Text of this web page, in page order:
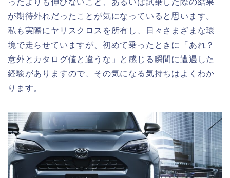
ったよりも伸びないこと、あるいは試乗した際の結果
が期待外れだったことが気になっていると思います。
私も実際にヤリスクロスを所有し、日々さまざまな環
境で走らせていますが、初めて乗ったときに「あれ？
意外とカタログ値と違うな」と感じる瞬間に遭遇した
経験がありますので、その気になる気持ちはよくわか
ります。